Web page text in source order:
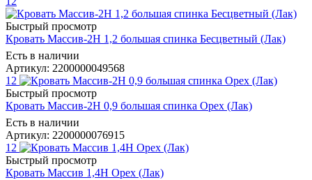
Быстрый просмотр
Кровать Массив-2Н 1,2 большая спинка Бесцветный (Лак)
Есть в наличии
Артикул: 2200000049568
12
Быстрый просмотр
Кровать Массив-2Н 0,9 большая спинка Орех (Лак)
Есть в наличии
Артикул: 2200000076915
12
Быстрый просмотр
Кровать Массив 1,4Н Орех (Лак)